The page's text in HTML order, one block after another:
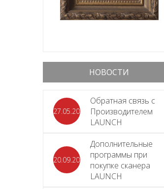
НОВОСТИ
27.05.2026
Обратная связь с
Производителем
LAUNCH
20.09.2025
Дополнительные
программы при
покупке сканера
LAUNCH